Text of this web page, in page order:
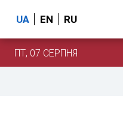
UA EN RU
ПТ, 07 СЕРПНЯ